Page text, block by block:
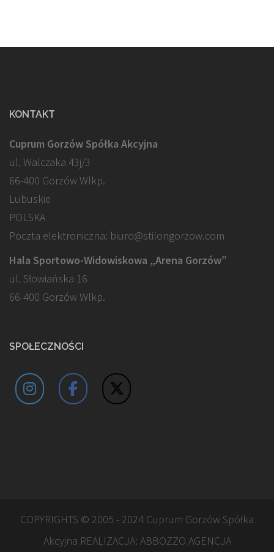
KONTAKT
Cuprum Gorzów Spółka Akcyjna
ul. Walczaka 43j/3
66-400 Gorzów Wlkp.
Lubuskie
POLSKA
Poczta elektroniczna: biuro@stilongorzow.com
Hala Sportowo-Widowiskowa „Arena Gorzów”
ul. Słowiańska 16
66-400 Gorzów Wlkp.
SPOŁECZNOŚCI
COPYRIGHTS © 2005 - 2024 Cuprum Gorzów Spółka
Akcyjna REALIZACJA: ABBOZZO AGENCJA